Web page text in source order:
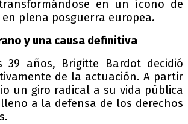
en un ícono de
plena posguerra europea.
y una causa definitiva
39 años, Brigitte Bardot decidió
de la actuación. A partir
un giro radical a su vida pública
a la defensa de los derechos